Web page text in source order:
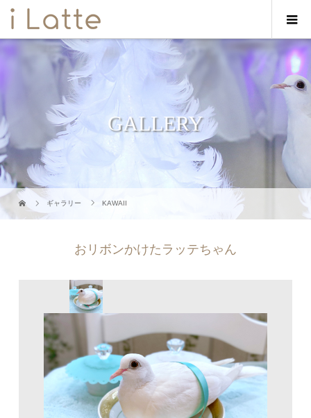
GALLERY
ギャラリー KAWAII
おリボンかけたラッテちゃん